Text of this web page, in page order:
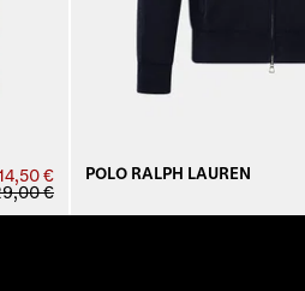
€
€
POLO RALPH LAUREN